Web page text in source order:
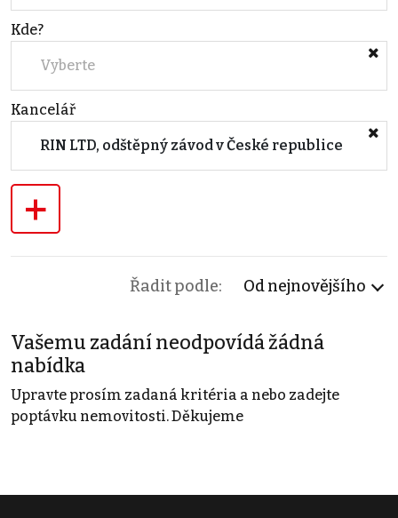
Kde?
Vyberte
Kancelář
RIN LTD, odštěpný závod v České republice
+
Řadit podle: Od nejnovějšího
Vašemu zadání neodpovídá žádná
nabídka
Upravte prosím zadaná kritéria a nebo zadejte
poptávku nemovitosti. Děkujeme